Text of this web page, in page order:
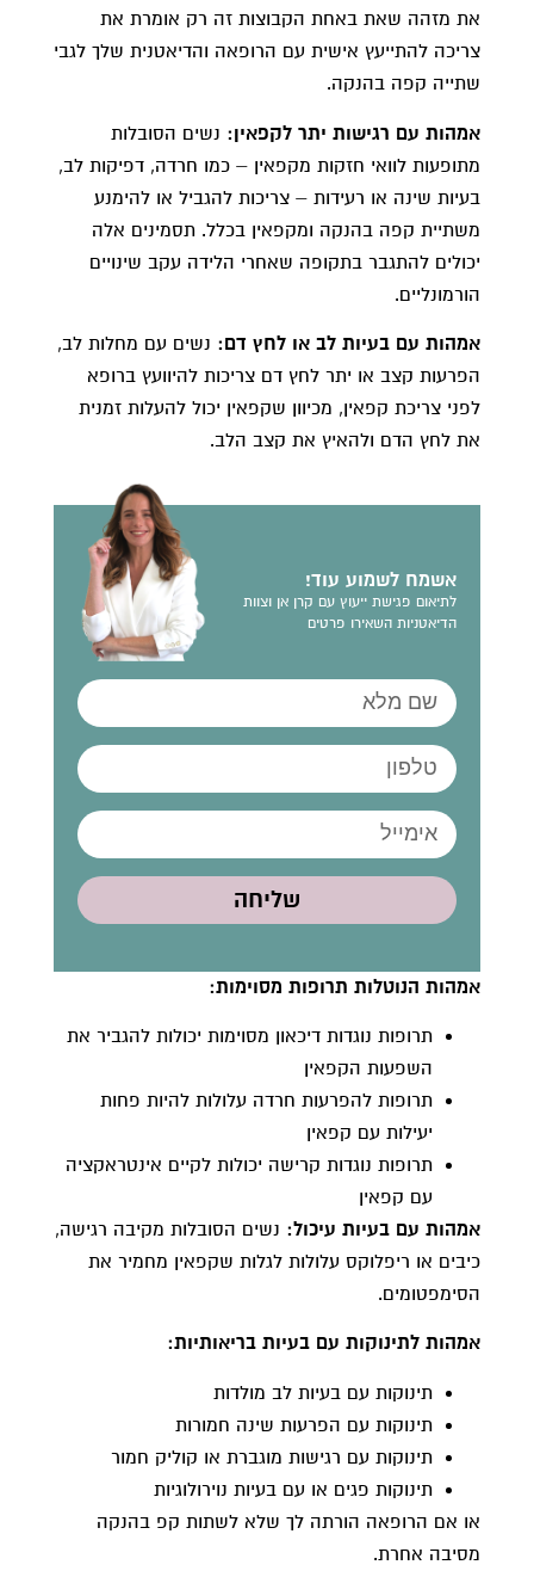
את מזהה שאת באחת הקבוצות זה רק אומרת את
צריכה להתייעץ אישית עם הרופאה והדיאטנית שלך לגבי
שתייה קפה בהנקה.
אמהות עם רגישות יתר לקפאין: נשים הסובלות
מתופעות לוואי חזקות מקפאין – כמו חרדה, דפיקות לב,
בעיות שינה או רעידות – צריכות להגביל או להימנע
משתיית קפה בהנקה ומקפאין בכלל. תסמינים אלה
יכולים להתגבר בתקופה שאחרי הלידה עקב שינויים
הורמונליים.
אמהות עם בעיות לב או לחץ דם: נשים עם מחלות לב,
הפרעות קצב או יתר לחץ דם צריכות להיוועץ ברופא
לפני צריכת קפאין, מכיוון שקפאין יכול להעלות זמנית
את לחץ הדם ולהאיץ את קצב הלב.
אשמח לשמוע עוד!
לתיאום פגישת ייעוץ עם קרן אן וצוות
הדיאטניות השאירו פרטים
שליחה
אמהות הנוטלות תרופות מסוימות:
תרופות נוגדות דיכאון מסוימות יכולות להגביר את
השפעות הקפאין
תרופות להפרעות חרדה עלולות להיות פחות
יעילות עם קפאין
תרופות נוגדות קרישה יכולות לקיים אינטראקציה
עם קפאין
אמהות עם בעיות עיכול: נשים הסובלות מקיבה רגישה,
כיבים או ריפלוקס עלולות לגלות שקפאין מחמיר את
הסימפטומים.
אמהות לתינוקות עם בעיות בריאותיות:
תינוקות עם בעיות לב מולדות
תינוקות עם הפרעות שינה חמורות
תינוקות עם רגישות מוגברת או קוליק חמור
תינוקות פגים או עם בעיות נוירולוגיות
או אם הרופאה הורתה לך שלא לשתות קפ בהנקה
מסיבה אחרת.